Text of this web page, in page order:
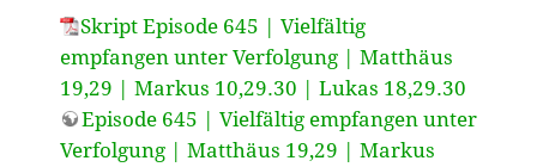
Skript Episode 645 | Vielfältig
empfangen unter Verfolgung | Matthäus
19,29 | Markus 10,29.30 | Lukas 18,29.30
Episode 645 | Vielfältig empfangen unter
Verfolgung | Matthäus 19,29 | Markus